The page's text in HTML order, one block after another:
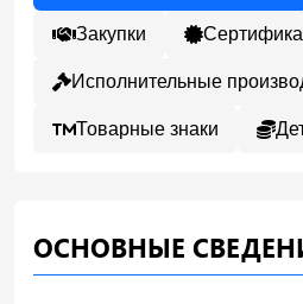
Закупки
Исполнительные
Товарные знаки
ОСНОВНЫЕ